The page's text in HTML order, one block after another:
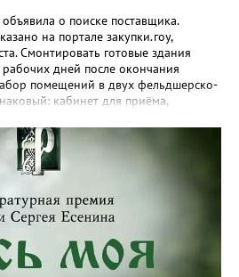
о поиске поставщика.
на портале закупки.гоу,
Смонтировать готовые здания
дней после окончания
помещений в двух фельдшерско-
кабинет для приёма,
лекарственных препаратов и
В Веселовке новый ФАП
№58 по улице Ленина, в Кувашах –